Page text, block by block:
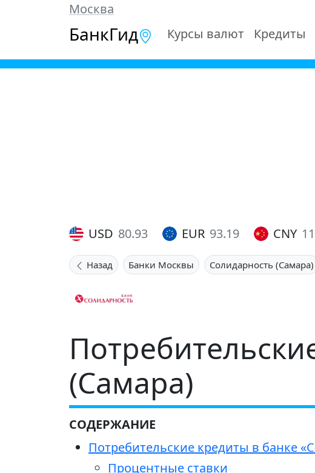
Москва
БанкГид Курсы валют Кредиты
USD 80.93 EUR 93.19 CNY
Назад Банки Москвы Солидарность (Самара)
(Самара)
СОДЕРЖАНИЕ
Потребительские кредиты в банке
Процентные ставки